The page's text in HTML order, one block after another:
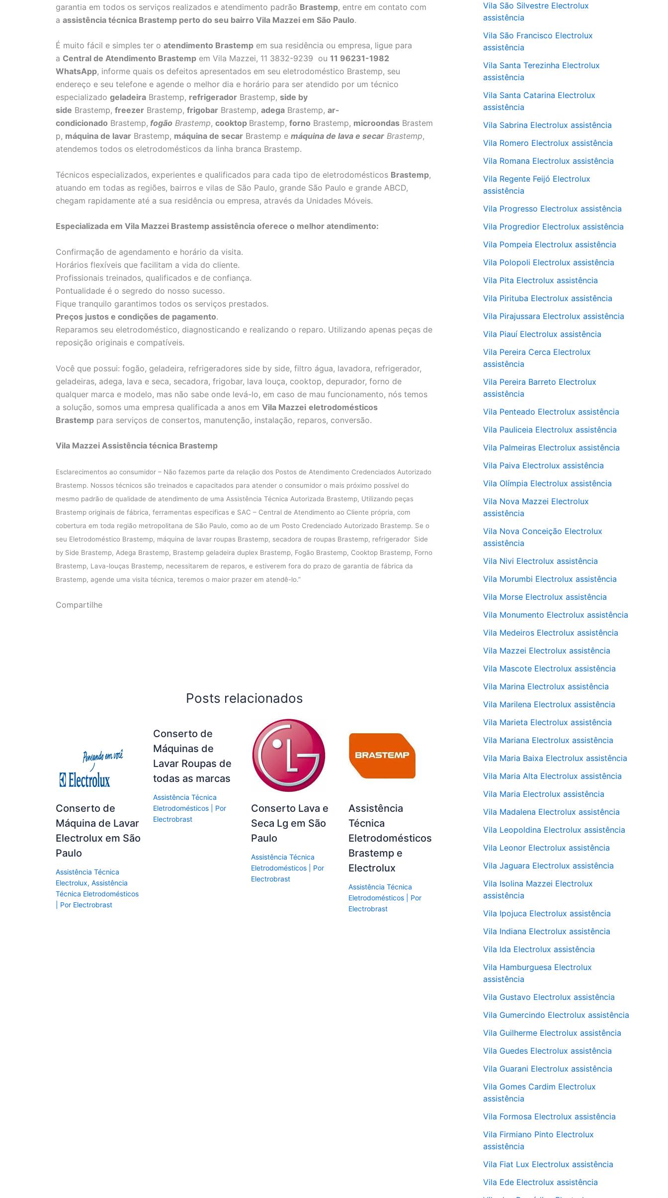
garantia em todos os serviços realizados e atendimento padrão Brastemp, entre em contato com
a assistência técnica Brastemp perto do seu bairro Vila Mazzei em São Paulo.
É muito fácil e simples ter o atendimento Brastemp em sua residência ou empresa, ligue para
a Central de Atendimento Brastemp em Vila Mazzei, 11 3832-9239 ou 11 96231-1982
WhatsApp, informe quais os defeitos apresentados em seu eletrodoméstico Brastemp, seu
endereço e seu telefone e agende o melhor dia e horário para ser atendido por um técnico
especializado geladeira Brastemp, refrigerador Brastemp, side by
side Brastemp, freezer Brastemp, frigobar Brastemp, adega Brastemp, ar-
condicionado Brastemp, fogão Brastemp, cooktop Brastemp, forno Brastemp, microondas Brastem
p, máquina de lavar Brastemp, máquina de secar Brastemp e máquina de lava e secar Brastemp,
atendemos todos os eletrodomésticos da linha branca Brastemp.
Técnicos especializados, experientes e qualificados para cada tipo de eletrodomésticos Brastemp,
atuando em todas as regiões, bairros e vilas de São Paulo, grande São Paulo e grande ABCD,
chegam rapidamente até a sua residência ou empresa, através da Unidades Móveis.
Especializada em Vila Mazzei Brastemp assistência oferece o melhor atendimento:
Confirmação de agendamento e horário da visita.
Horários flexíveis que facilitam a vida do cliente.
Profissionais treinados, qualificados e de confiança.
Pontualidade é o segredo do nosso sucesso.
Fique tranquilo garantimos todos os serviços prestados.
Preços justos e condições de pagamento.
Reparamos seu eletrodoméstico, diagnosticando e realizando o reparo. Utilizando apenas peças de
reposição originais e compatíveis.
Você que possui: fogão, geladeira, refrigeradores side by side, filtro água, lavadora, refrigerador,
geladeiras, adega, lava e seca, secadora, frigobar, lava louça, cooktop, depurador, forno de
qualquer marca e modelo, mas não sabe onde levá-lo, em caso de mau funcionamento, nós temos
a solução, somos uma empresa qualificada a anos em Vila Mazzei eletrodomésticos
Brastemp para serviços de consertos, manutenção, instalação, reparos, conversão.
Vila Mazzei Assistência técnica Brastemp
Esclarecimentos ao consumidor – Não fazemos parte da relação dos Postos de Atendimento Credenciados Autorizado
Brastemp. Nossos técnicos são treinados e capacitados para atender o consumidor o mais próximo possível do
mesmo padrão de qualidade de atendimento de uma Assistência Técnica Autorizada Brastemp, Utilizando peças
Brastemp originais de fábrica, ferramentas especificas e SAC – Central de Atendimento ao Cliente própria, com
cobertura em toda região metropolitana de São Paulo, como ao de um Posto Credenciado Autorizado Brastemp. Se o
seu Eletrodoméstico Brastemp, máquina de lavar roupas Brastemp, secadora de roupas Brastemp, refrigerador Side
by Side Brastemp, Adega Brastemp, Brastemp geladeira duplex Brastemp, Fogão Brastemp, Cooktop Brastemp, Forno
Brastemp, Lava-louças Brastemp, necessitarem de reparos, e estiverem fora do prazo de garantia de fábrica da
Brastemp, agende uma visita técnica, teremos o maior prazer em atendê-lo.”
Compartilhe
Posts relacionados
Conserto de
Máquina de Lavar
Electrolux em São
Paulo
Assistência Técnica
Electrolux, Assistência
Técnica Eletrodomésticos
| Por Electrobrast
Conserto de
Máquinas de
Lavar Roupas de
todas as marcas
Assistência Técnica
Eletrodomésticos | Por
Electrobrast
Conserto Lava e
Seca Lg em São
Paulo
Assistência Técnica
Eletrodomésticos| Por
Electrobrast
Assistência
Técnica
Eletrodomésticos
Brastemp e
Electrolux
Assistência Técnica
Eletrodomésticos| Por
Electrobrast
Vila São Silvestre Electrolux
assistência
Vila São Francisco Electrolux
assistência
Vila Santa Terezinha Electrolux
assistência
Vila Santa Catarina Electrolux
assistência
Vila Sabrina Electrolux assistência
Vila Romero Electrolux assistência
Vila Romana Electrolux assistência
Vila Regente Feijó Electrolux
assistência
Vila Progresso Electrolux assistência
Vila Progredior Electrolux assistência
Vila Pompeia Electrolux assistência
Vila Polopoli Electrolux assistência
Vila Pita Electrolux assistência
Vila Pirituba Electrolux assistência
Vila Pirajussara Electrolux assistência
Vila Piauí Electrolux assistência
Vila Pereira Cerca Electrolux
assistência
Vila Pereira Barreto Electrolux
assistência
Vila Penteado Electrolux assistência
Vila Pauliceia Electrolux assistência
Vila Palmeiras Electrolux assistência
Vila Paiva Electrolux assistência
Vila Olímpia Electrolux assistência
Vila Nova Mazzei Electrolux
assistência
Vila Nova Conceição Electrolux
assistência
Vila Nivi Electrolux assistência
Vila Morumbi Electrolux assistência
Vila Morse Electrolux assistência
Vila Monumento Electrolux assistência
Vila Medeiros Electrolux assistência
Vila Mazzei Electrolux assistência
Vila Mascote Electrolux assistência
Vila Marina Electrolux assistência
Vila Marilena Electrolux assistência
Vila Marieta Electrolux assistência
Vila Mariana Electrolux assistência
Vila Maria Baixa Electrolux assistência
Vila Maria Alta Electrolux assistência
Vila Maria Electrolux assistência
Vila Madalena Electrolux assistência
Vila Leopoldina Electrolux assistência
Vila Leonor Electrolux assistência
Vila Jaguara Electrolux assistência
Vila Isolina Mazzei Electrolux
assistência
Vila Ipojuca Electrolux assistência
Vila Indiana Electrolux assistência
Vila Ida Electrolux assistência
Vila Hamburguesa Electrolux
assistência
Vila Gustavo Electrolux assistência
Vila Gumercindo Electrolux assistência
Vila Guilherme Electrolux assistência
Vila Guedes Electrolux assistência
Vila Guarani Electrolux assistência
Vila Gomes Cardim Electrolux
assistência
Vila Formosa Electrolux assistência
Vila Firmiano Pinto Electrolux
assistência
Vila Fiat Lux Electrolux assistência
Vila Ede Electrolux assistência